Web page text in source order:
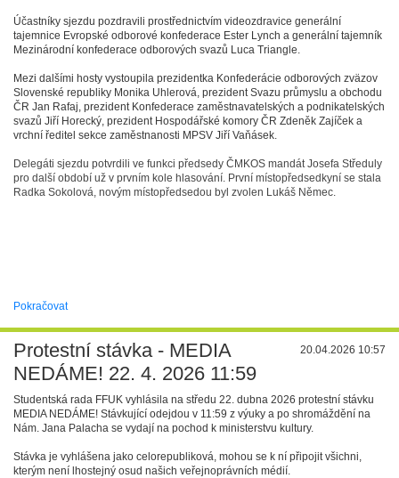
Účastníky sjezdu pozdravili prostřednictvím videozdravice generální
tajemnice Evropské odborové konfederace Ester Lynch a generální tajemník
Mezinárodní konfederace odborových svazů Luca Triangle.
Mezi dalšími hosty vystoupila prezidentka Konfederácie odborových zväzov
Slovenské republiky Monika Uhlerová, prezident Svazu průmyslu a obchodu
ČR Jan Rafaj, prezident Konfederace zaměstnavatelských a podnikatelských
svazů Jiří Horecký, prezident Hospodářské komory ČR Zdeněk Zajíček a
vrchní ředitel sekce zaměstnanosti MPSV Jiří Vaňásek.
Delegáti sjezdu potvrdili ve funkci předsedy ČMKOS mandát Josefa Středuly
pro další období už v prvním kole hlasování. První místopředsedkyní se stala
Radka Sokolová, novým místopředsedou byl zvolen Lukáš Němec.
Pokračovat
Protestní stávka - MEDIA
NEDÁME! 22. 4. 2026 11:59
20.04.2026 10:57
Studentská rada FFUK vyhlásila na středu 22. dubna 2026 protestní stávku
MEDIA NEDÁME! Stávkující odejdou v 11:59 z výuky a po shromáždění na
Nám. Jana Palacha se vydají na pochod k ministerstvu kultury.
Stávka je vyhlášena jako celorepubliková, mohou se k ní připojit všichni,
kterým není lhostejný osud našich veřejnoprávních médií.